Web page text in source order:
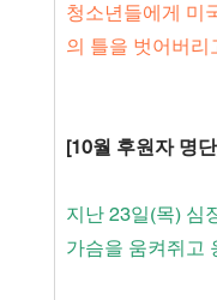
청소년들에게 미
의 틀을 벗어버리
[10월 후원자 명
지난 23일(목) 심
가슴을 움켜쥐고